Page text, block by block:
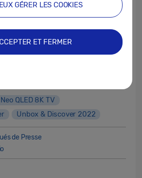
Neo QLED 8K TV
Unbox & Discover 2022
de Presse
GÉRER LES COOKIES
ET FERMER